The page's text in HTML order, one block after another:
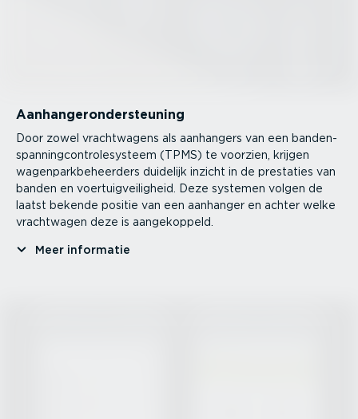
Aanhan­ge­ron­der­steuning
Door zowel vracht­wagens als aanhangers van een banden­
span­ning­con­tro­le­systeem (TPMS) te voorzien, krijgen
wagen­park­be­heerders duidelijk inzicht in de prestaties van
banden en voertuig­vei­ligheid. Deze systemen volgen de
laatst bekende positie van een aanhanger en achter welke
vrachtwagen deze is aange­koppeld.
Meer informatie